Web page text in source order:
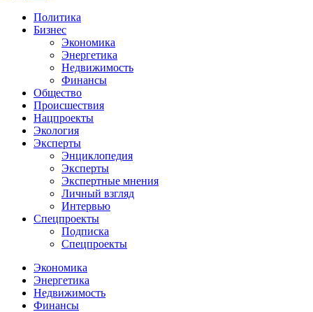
Политика
Бизнес
Экономика
Энергетика
Недвижимость
Финансы
Общество
Происшествия
Нацпроекты
Экология
Эксперты
Энциклопедия
Эксперты
Экспертные мнения
Личный взгляд
Интервью
Спецпроекты
Подписка
Спецпроекты
Экономика
Энергетика
Недвижимость
Финансы